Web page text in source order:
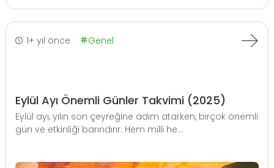
1+ yıl önce Genel
Eylül Ayı Önemli Günler Takvimi (2025)
Eylül ayı, yılın son çeyreğine adım atarken, birçok önemli
gün ve etkinliği barındırır. Hem milli he...